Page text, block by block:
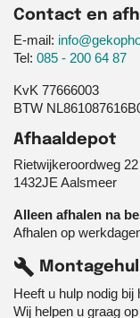
Contact en
E-mail:
Tel: 085 - 200 64 87
KvK 77666003
BTW
Afhaaldepot
Rietwijkeroordweg 22
1432JE Aalsmeer
Alleen afhalen na
Afhalen op
build
Heeft u hulp nodig
Wij helpen u graag